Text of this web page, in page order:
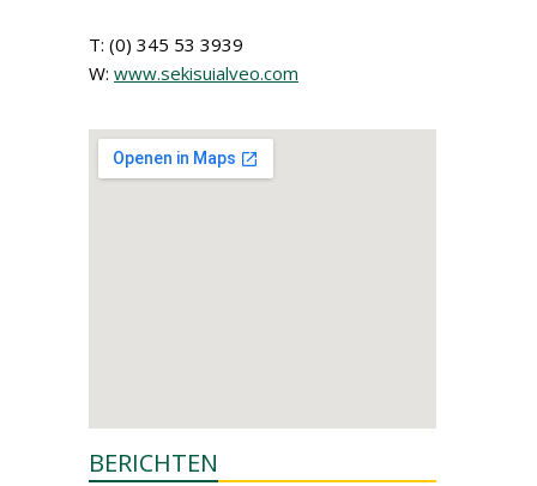
T: (0) 345 53 3939
W: www.sekisuialveo.com
BERICHTEN